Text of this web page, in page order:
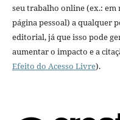
seu trabalho online (ex.:
página pessoal) a qualquer
editorial, já que isso pode
aumentar o impacto e a
Efeito do Acesso Livre).